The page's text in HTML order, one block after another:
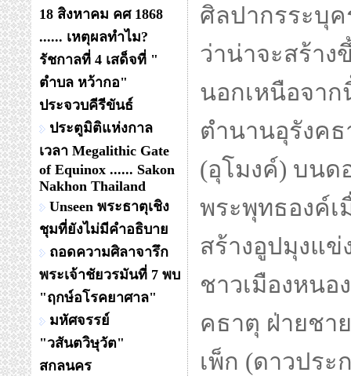
18 สิงหาคม คศ 1868
...... เหตุผลทำไม?
รัชกาลที่ 4 เสด็จที่ "
ตำบล หว้ากอ"
ประจวบคีรีขันธ์
ประตูมิติแห่งกาล
เวลา Megalithic Gate
of Equinox ...... Sakon
Nakhon Thailand
Unseen พระธาตุเชิง
ชุมที่ยังไม่มีคำอธิบาย
ถอดความศิลาจารึก
พระเจ้าชัยวรมันที่ 7 พบ
"ฤกษ์อโรคยาศาล"
มหัศจรรย์
"วสันตวิษุวัต"
สกลนคร
ศิลปากรระบุ
ว่าน่าจะสร้าง
นอกเหนือจาก
ตำนานอุรังคธ
(อุโมงค์) บนด
พระพุทธองค์เ
สร้างอูปมุงแ
ชาวเมืองหนอ
คธาตุ ฝ่ายชา
เพ็ก (ดาวประ